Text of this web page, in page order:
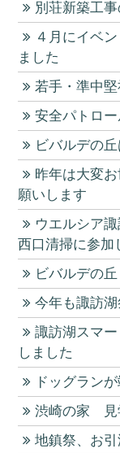
別荘新築工
４月にイベ
ました
若手・準中
安全パトロ
ビバルデの
昨年は大変
願いします
ウエルシア
西口清掃に参加
ビバルデの
今年も諏訪
諏訪湖スマ
しました
ドッグラン
渋崎の家 見
地鎮祭、お